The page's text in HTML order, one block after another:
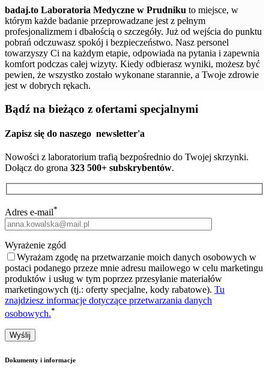
badaj.to Laboratoria Medyczne w Prudniku to miejsce, w
którym każde badanie przeprowadzane jest z pełnym
profesjonalizmem i dbałością o szczegóły. Już od wejścia do punktu
pobrań odczuwasz spokój i bezpieczeństwo. Nasz personel
towarzyszy Ci na każdym etapie, odpowiada na pytania i zapewnia
komfort podczas całej wizyty. Kiedy odbierasz wyniki, możesz być
pewien, że wszystko zostało wykonane starannie, a Twoje zdrowie
jest w dobrych rękach.
Bądź na bieżąco z ofertami specjalnymi
Zapisz się do naszego newsletter'a
Nowości z laboratorium trafią bezpośrednio do Twojej skrzynki.
Dołącz do grona 323 500+ subskrybentów.
Adres e-mail*
Wyrażenie zgód
Wyrażam zgodę na przetwarzanie moich danych osobowych w
postaci podanego przeze mnie adresu mailowego w celu marketingu
produktów i usług w tym poprzez przesyłanie materiałów
marketingowych (tj.: oferty specjalne, kody rabatowe). Tu
znajdziesz informacje dotyczące przetwarzania danych
osobowych.*
Dokumenty i informacje